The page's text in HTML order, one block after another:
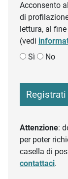
Acconsento
di
lettura, al
(vedi
Sì
No
Registrati
Attenzione:
per poter
casella di
contattaci.